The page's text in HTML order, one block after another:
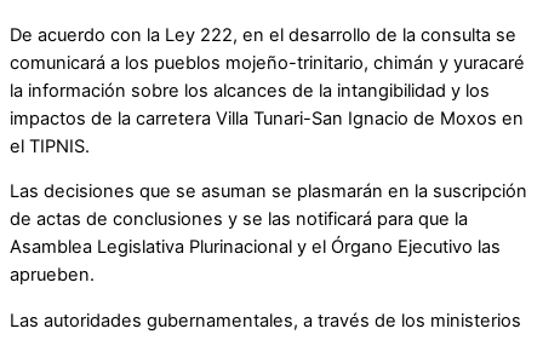
De acuerdo con la Ley 222, en el desarrollo de la consulta se
comunicará a los pueblos mojeño-trinitario, chimán y yuracaré
la información sobre los alcances de la intangibilidad y los
impactos de la carretera Villa Tunari-San Ignacio de Moxos en
el TIPNIS.
Las decisiones que se asuman se plasmarán en la suscripción
de actas de conclusiones y se las notificará para que la
Asamblea Legislativa Plurinacional y el Órgano Ejecutivo las
aprueben.
Las autoridades gubernamentales, a través de los ministerios